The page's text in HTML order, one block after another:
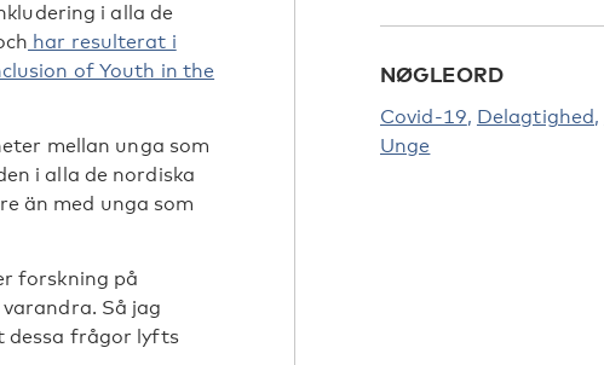
i alla de
har resulterat i
of Youth in the
mellan unga som
i alla de nordiska
än med unga som
forskning på
Så jag
dessa frågor lyfts
NØGLEORD
Covid-19 Delagtighed
Unge